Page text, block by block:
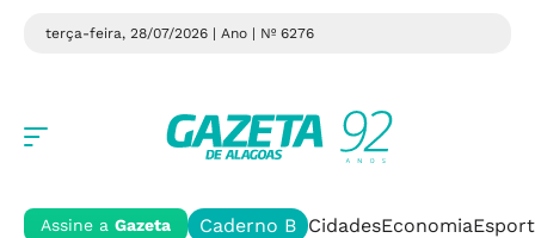
terça-feira, 28/07/2026 | Ano | Nº 6276
Assine a Gazeta Caderno B CidadesEconomia